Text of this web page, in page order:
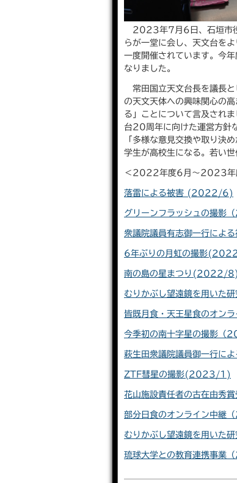
2023年7月6日、石垣市役
らが一堂に会し、天文台を
一度開催されています。今
なりました。
常田国立天文台長を議長と
の天文天体への興味関心の
る」ことについて言及され
台20周年に向けた運営方針
「多様な意見交換や取り決
学生が高校生になる。若い
＜2022年度6月〜2023年
落雷による被害 (2022/6)
グリーンフラッシュの撮影
衆議院議員有志御一行によ
6年ぶりの月虹の撮影
南の島の星まつり(2022/8)
むりかぶし望遠鏡を用い
皆既月食・天王星食のオン
今季初の南十字星の撮影（
萩生田衆議院議員御一行に
ZTF彗星の撮影(2023/1)
花山施設責任者の古在由秀
部分日食のオンライン中継
むりかぶし望遠鏡を用い
琉球大学との教育連携事業